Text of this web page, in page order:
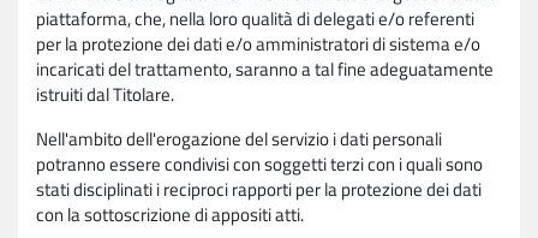
piattaforma, che, nella loro qualità di delegati e/o referenti
per la protezione dei dati e/o amministratori di sistema e/o
incaricati del trattamento, saranno a tal fine adeguatamente
istruiti dal Titolare.
Nell'ambito dell'erogazione del servizio i dati personali
potranno essere condivisi con soggetti terzi con i quali sono
stati disciplinati i reciproci rapporti per la protezione dei dati
con la sottoscrizione di appositi atti.